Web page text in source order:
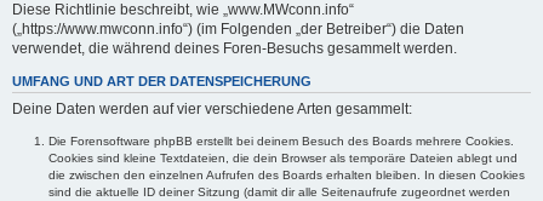
Diese Richtlinie beschreibt, wie „www.MWconn.info“
(„https://www.mwconn.info“) (im Folgenden „der Betreiber“) die Daten
verwendet, die während deines Foren-Besuchs gesammelt werden.
UMFANG UND ART DER DATENSPEICHERUNG
Deine Daten werden auf vier verschiedene Arten gesammelt:
Die Forensoftware phpBB erstellt bei deinem Besuch des Boards mehrere Cookies.
Cookies sind kleine Textdateien, die dein Browser als temporäre Dateien ablegt und
die zwischen den einzelnen Aufrufen des Boards erhalten bleiben. In diesen Cookies
sind die aktuelle ID deiner Sitzung (damit dir alle Seitenaufrufe zugeordnet werden